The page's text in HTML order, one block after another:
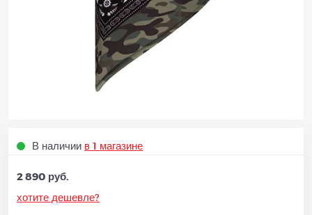
В наличии в 1 магазине
2 890 руб.
хотите дешевле?